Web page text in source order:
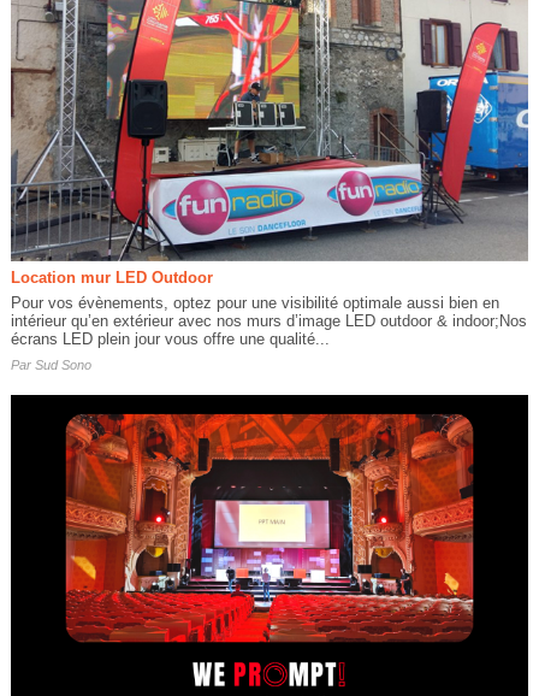
Location mur LED Outdoor
Pour vos évènements, optez pour une visibilité optimale aussi bien en
intérieur qu’en extérieur avec nos murs d’image LED outdoor & indoor;Nos
écrans LED plein jour vous offre une qualité...
Par Sud Sono